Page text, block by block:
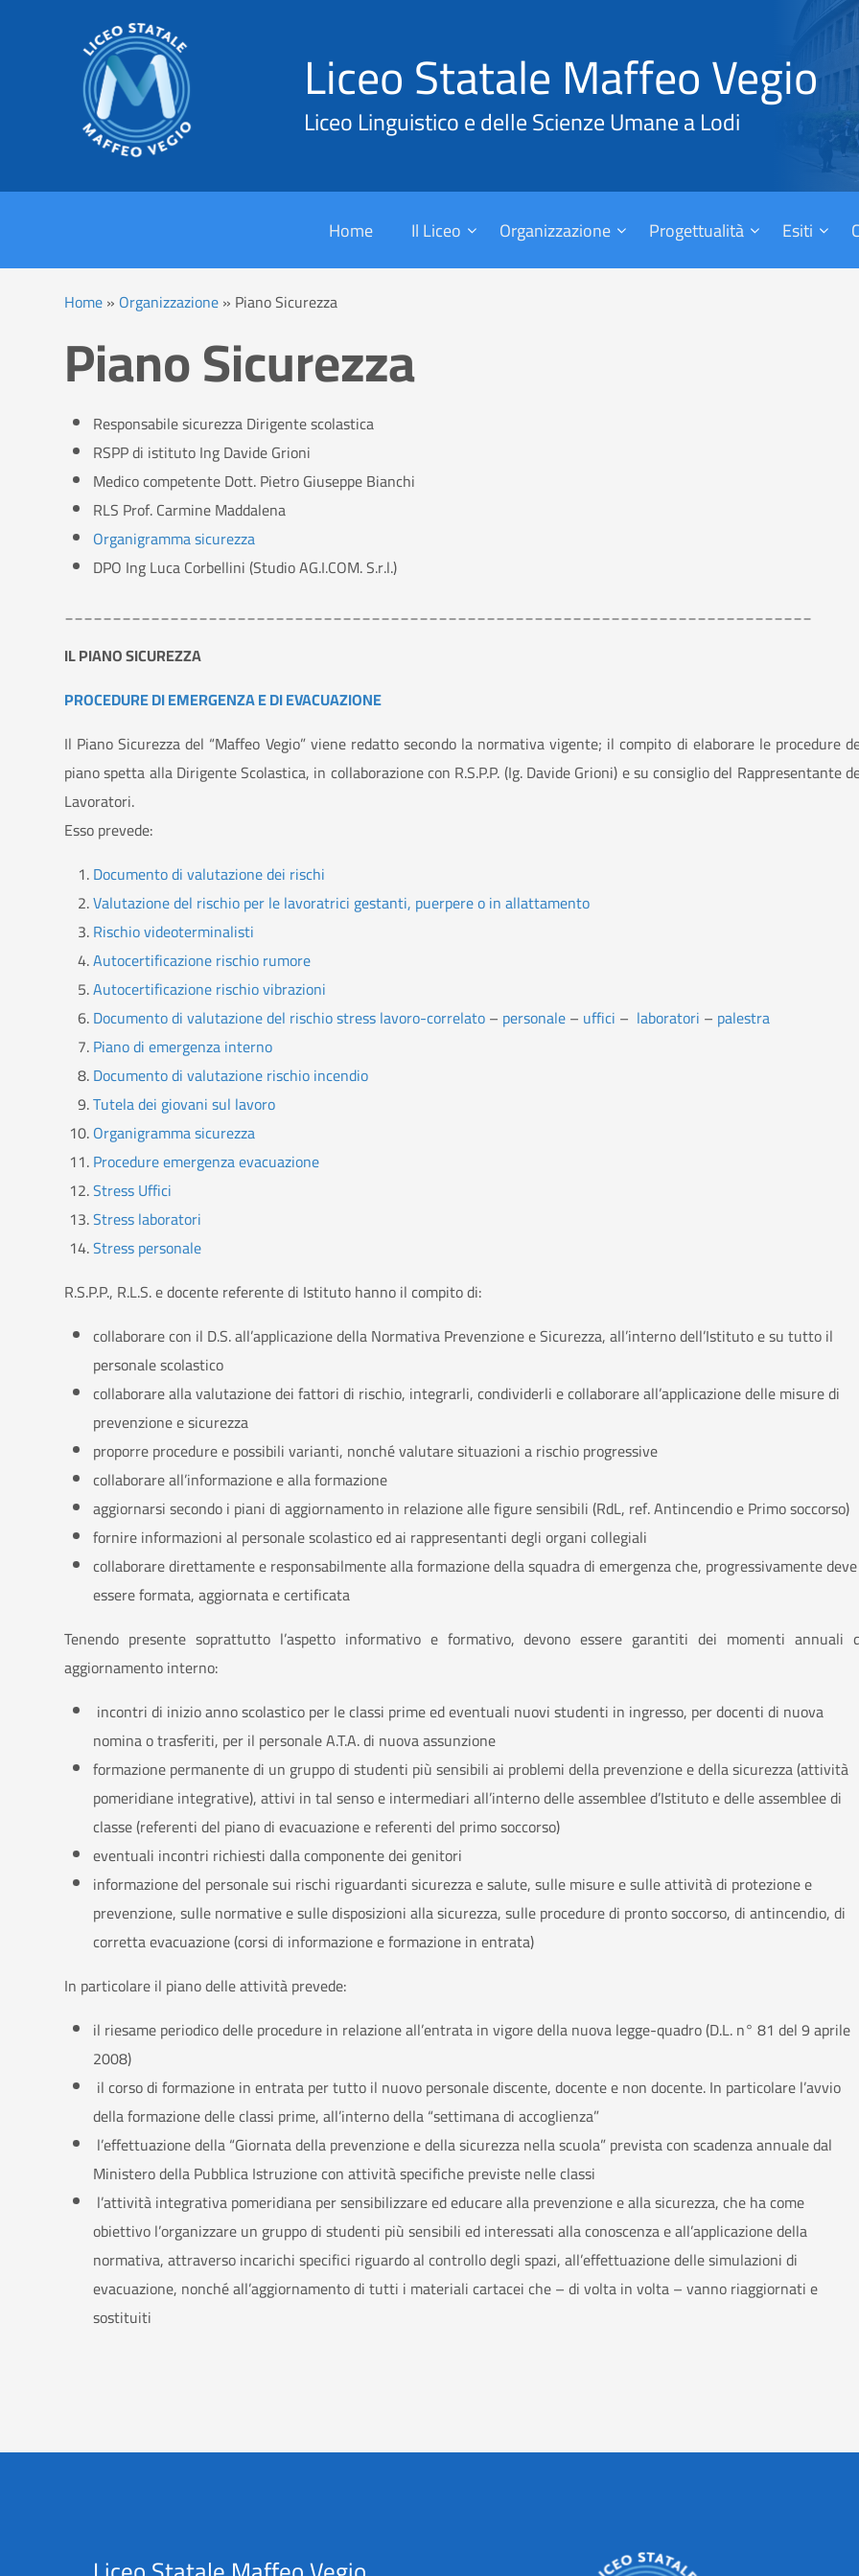
Liceo Statale Maffeo Vegio
Liceo Linguistico e delle Scienze Umane a Lodi
Home Il Liceo Organizzazione Progettualità Esiti
Cerca
Home» Organizzazione» Piano Sicurezza
Piano Sicurezza
Responsabile sicurezza Dirigente scolastica
RSPP di istituto Ing Davide Grioni
Medico competente Dott. Pietro Giuseppe Bianchi
RLS Prof. Carmine Maddalena
Organigramma sicurezza
DPO Ing Luca Corbellini (Studio AG.I.COM. S.r.l.)
______________________________________________________________________________
IL PIANO SICUREZZA
PROCEDURE DI EMERGENZA E DI EVACUAZIONE
Il Piano Sicurezza del “Maffeo Vegio” viene redatto secondo la normativa vigente; il compito di elaborare le procedure
piano spetta alla Dirigente Scolastica, in collaborazione con R.S.P.P. (Ig. Davide Grioni) e su consiglio del Rappresentante
Lavoratori.
Esso prevede:
Documento di valutazione dei rischi
Valutazione del rischio per le lavoratrici gestanti, puerpere o in allattamento
Rischio videoterminalisti
Autocertificazione rischio rumore
Autocertificazione rischio vibrazioni
Documento di valutazione del rischio stress lavoro-correlato– personale– uffici – laboratori – palestra
Piano di emergenza interno
Documento di valutazione rischio incendio
Tutela dei giovani sul lavoro
Organigramma sicurezza
Procedure emergenza evacuazione
Stress Uffici
Stress laboratori
Stress personale
R.S.P.P., R.L.S. e docente referente di Istituto hanno il compito di:
collaborare con il D.S. all’applicazione della Normativa Prevenzione e Sicurezza, all’interno dell’Istituto e su tutto il
personale scolastico
collaborare alla valutazione dei fattori di rischio, integrarli, condividerli e collaborare all’applicazione delle misure di
prevenzione e sicurezza
proporre procedure e possibili varianti, nonché valutare situazioni a rischio progressive
collaborare all’informazione e alla formazione
aggiornarsi secondo i piani di aggiornamento in relazione alle figure sensibili (RdL, ref. Antincendio e Primo soccorso)
fornire informazioni al personale scolastico ed ai rappresentanti degli organi collegiali
collaborare direttamente e responsabilmente alla formazione della squadra di emergenza che, progressivamente deve
essere formata, aggiornata e certificata
Tenendo presente soprattutto l’aspetto informativo e formativo, devono essere garantiti dei momenti annuali
aggiornamento interno:
incontri di inizio anno scolastico per le classi prime ed eventuali nuovi studenti in ingresso, per docenti di nuova
nomina o trasferiti, per il personale A.T.A. di nuova assunzione
formazione permanente di un gruppo di studenti più sensibili ai problemi della prevenzione e della sicurezza (attività
pomeridiane integrative), attivi in tal senso e intermediari all’interno delle assemblee d’Istituto e delle assemblee di
classe (referenti del piano di evacuazione e referenti del primo soccorso)
eventuali incontri richiesti dalla componente dei genitori
informazione del personale sui rischi riguardanti sicurezza e salute, sulle misure e sulle attività di protezione e
prevenzione, sulle normative e sulle disposizioni alla sicurezza, sulle procedure di pronto soccorso, di antincendio, di
corretta evacuazione (corsi di informazione e formazione in entrata)
In particolare il piano delle attività prevede:
il riesame periodico delle procedure in relazione all’entrata in vigore della nuova legge-quadro (D.L. n° 81 del 9 aprile
2008)
il corso di formazione in entrata per tutto il nuovo personale discente, docente e non docente. In particolare l’avvio
della formazione delle classi prime, all’interno della “settimana di accoglienza”
l’effettuazione della “Giornata della prevenzione e della sicurezza nella scuola” prevista con scadenza annuale dal
Ministero della Pubblica Istruzione con attività specifiche previste nelle classi
l’attività integrativa pomeridiana per sensibilizzare ed educare alla prevenzione e alla sicurezza, che ha come
obiettivo l’organizzare un gruppo di studenti più sensibili ed interessati alla conoscenza e all’applicazione della
normativa, attraverso incarichi specifici riguardo al controllo degli spazi, all’effettuazione delle simulazioni di
evacuazione, nonché all’aggiornamento di tutti i materiali cartacei che – di volta in volta – vanno riaggiornati e
sostituiti